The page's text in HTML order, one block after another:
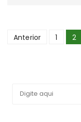
Navegação
Anterior 1 2